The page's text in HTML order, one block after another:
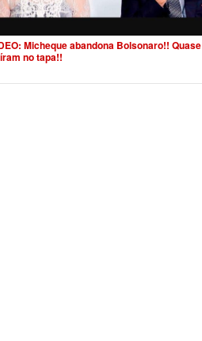
Micheque abandona Bolsonaro!! Quase
no tapa!!